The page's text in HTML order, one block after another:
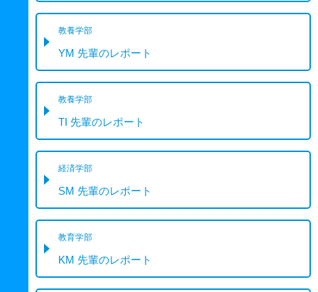
教養学部
YM 先輩のレポート
教養学部
TI 先輩のレポート
経済学部
SM 先輩のレポート
教育学部
KM 先輩のレポート